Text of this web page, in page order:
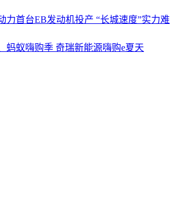
力首台EB发动机投产 “长城速度”实力难
蚂蚁嗨购季 奇瑞新能源嗨购e夏天